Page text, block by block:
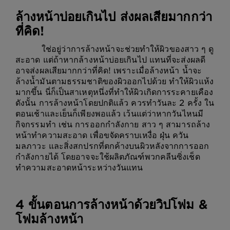
ล้างหน้าบ่อยเกินไป ส่งผลเสียมากกว่า
ที่คิด!
ใช่อยู่ว่าการล้างหน้าจะช่วยทำให้ผิวของสาว ๆ ดู
สะอาด แต่ถ้าหากล้างหน้าบ่อยเกินไป แทนที่จะส่งผลดี
อาจส่งผลเสียมากกว่าที่คิด! เพราะเมื่อล้างหน้า น้ำจะ
ล้างน้ำมันตามธรรมชาติของผิวออกไปด้วย ทำให้ผิวแห้ง
มากขึ้น นี่ก็เป็นสาเหตุหนึ่งที่ทำให้ผิวเกิดการระคายเคือง
ดังนั้น การล้างหน้าโดยปกติแล้ว ควรทำวันละ 2 ครั้ง ใน
ตอนเช้าและเย็นก็เพียงพอแล้ว เว้นแต่ว่าหากวันไหนมี
กิจกรรมทำ เช่น การออกกำลังกาย สาว ๆ สามารถล้าง
หน้าทำความสะอาด เพื่อขจัดคราบเหงื่อ ฝุ่น ควัน
มลภาวะ และสิ่งสกปรกที่ตกค้างบนผิวหลังจากการออก
กำลังกายได้ โดยอาจจะใช้ผลิตภัณฑ์พวกคลีนซิ่งเช็ด
ทำความสะอาดหน้าระหว่างวันแทน
4 ขั้นตอนการล้างหน้าด้วยวิปโฟม &
โฟมล้างหน้า